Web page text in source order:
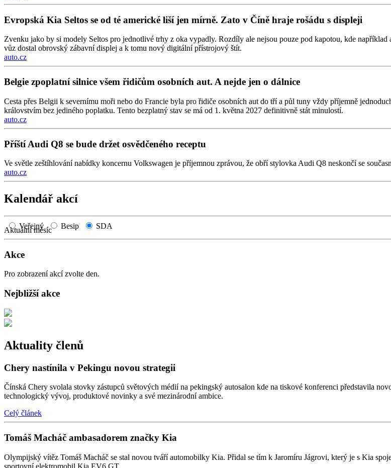
Evropská Kia Seltos se od té americké liší jen mírně. Zato v Číně hraje rošádu s displeji
Zvenku jako by si modely Seltos pro jednotlivé trhy z oka vypadly. Rozdíly ale nejsou pouze pod kapotou, kde
vůz dostal obrovský zábavní displej a k tomu nový digitální přístrojový štít.
auto.cz
Belgie zpoplatní silnice všem řidičům osobních aut. A nejde jen o dálnice
Cesta přes Belgii k severnímu moři nebo do Francie byla pro řidiče osobních aut do tří a půl tuny vždy příjemně
královstvím bez jediného poplatku. Tento bezplatný stav se má od 1. května 2027 definitivně stát minulostí.
auto.cz
Příští Audi Q8 se bude držet osvědčeného receptu
Ve světle zeštíhlování nabídky koncernu Volkswagen je příjemnou zprávou, že obří stylovka Audi Q8 neskončí se
auto.cz
Kalendář akcí
Veřejný Besip SDA
Aktuální měsíc
Akce
Pro zobrazení akcí zvolte den.
Nejbližší akce
Aktuality členů
Chery nastínila v Pekingu novou strategii
Čínská Chery svolala stovky zástupců světových médií na pekingský autosalon kde na tiskové konferenci představila
technologický vývoj, produktové novinky a své mezinárodní ambice.
Celý článek
Tomáš Macháč ambasadorem značky Kia
Olympijský vítěz Tomáš Macháč se stal novou tváří automobilky Kia. Přidal se tím k Jaromíru Jágrovi, který je s Kia
sportovní elektromobil Kia EV6 GT.